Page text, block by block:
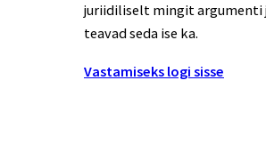
juriidiliselt mingit argumenti
teavad seda ise ka.
Vastamiseks logi sisse